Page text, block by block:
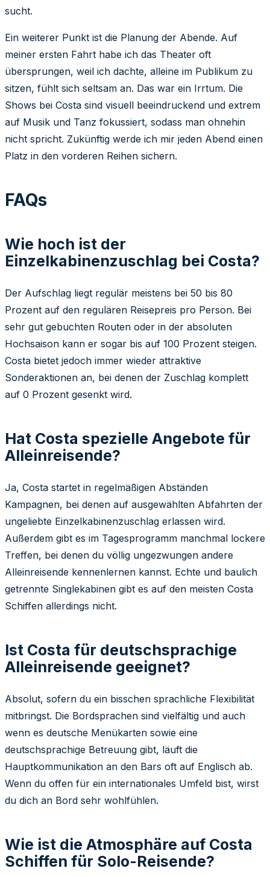
sucht.
Ein weiterer Punkt ist die Planung der Abende. Auf
meiner ersten Fahrt habe ich das Theater oft
übersprungen, weil ich dachte, alleine im Publikum zu
sitzen, fühlt sich seltsam an. Das war ein Irrtum. Die
Shows bei Costa sind visuell beeindruckend und extrem
auf Musik und Tanz fokussiert, sodass man ohnehin
nicht spricht. Zukünftig werde ich mir jeden Abend einen
Platz in den vorderen Reihen sichern.
FAQs
Wie hoch ist der
Einzelkabinenzuschlag bei Costa?
Der Aufschlag liegt regulär meistens bei 50 bis 80
Prozent auf den regulären Reisepreis pro Person. Bei
sehr gut gebuchten Routen oder in der absoluten
Hochsaison kann er sogar bis auf 100 Prozent steigen.
Costa bietet jedoch immer wieder attraktive
Sonderaktionen an, bei denen der Zuschlag komplett
auf 0 Prozent gesenkt wird.
Hat Costa spezielle Angebote für
Alleinreisende?
Ja, Costa startet in regelmäßigen Abständen
Kampagnen, bei denen auf ausgewählten Abfahrten der
ungeliebte Einzelkabinenzuschlag erlassen wird.
Außerdem gibt es im Tagesprogramm manchmal lockere
Treffen, bei denen du völlig ungezwungen andere
Alleinreisende kennenlernen kannst. Echte und baulich
getrennte Singlekabinen gibt es auf den meisten Costa
Schiffen allerdings nicht.
Ist Costa für deutschsprachige
Alleinreisende geeignet?
Absolut, sofern du ein bisschen sprachliche Flexibilität
mitbringst. Die Bordsprachen sind vielfältig und auch
wenn es deutsche Menükarten sowie eine
deutschsprachige Betreuung gibt, läuft die
Hauptkommunikation an den Bars oft auf Englisch ab.
Wenn du offen für ein internationales Umfeld bist, wirst
du dich an Bord sehr wohlfühlen.
Wie ist die Atmosphäre auf Costa
Schiffen für Solo-Reisende?